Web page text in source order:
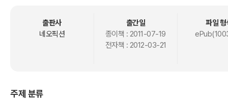
신분 하나만 믿고 온갖 파렴치한 짓을 일삼고 다니는 무뢰배이다. <차
랑, 왕을 움직인 소녀>는 이창래가 조선의 선비들 사이에서 만권당이
라 불리우는 서옥 하헌당에서 한 권의 책을 훔쳐 읽고 꾸며낸 간계에
을 가로채기 위한 사기극을 벌이는 와중에, 아들딸을 혼례 시키려던 박
출판사
네오픽션
출간일
종이책 : 2011-07-19
전자책 : 2012-03-21
파일 형
주제 분류